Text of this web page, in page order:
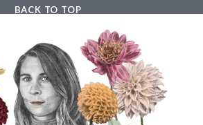
BACK TO TOP